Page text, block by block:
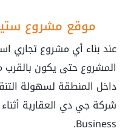
موقع مشروع
عند بناء أي مشروع تجاري
المشروع حتى يكون بالقرب
داخل المنطقة لسهولة
Business.